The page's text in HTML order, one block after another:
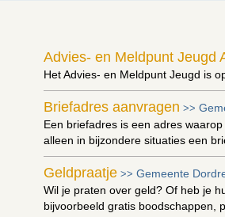
Advies- en Meldpunt Jeugd
Het Advies- en Meldpunt Jeugd is
Briefadres aanvragen >>
Een briefadres is een adres
alleen in bijzondere situaties een
Geldpraatje >> Gemeente
Wil je praten over geld? Of heb je
bijvoorbeeld gratis boodschappen,